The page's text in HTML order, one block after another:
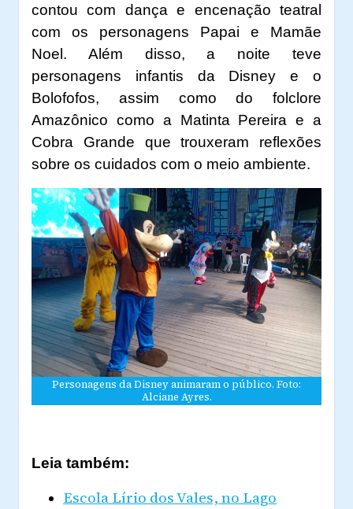
contou com dança e encenaçãoteatral
com os personagens Papai e Mamãe
Noel. Além disso, a noite teve
personagens infantis da Disney e o
Bolofofos, assim como do folclore
Amazônico como a Matinta Pereira e a
Cobra Grande que trouxeram reflexões
sobre os cuidados com o meio ambiente.
Personagens da Disney animaram o público. Foto:
Alciane Ayres.
Leia também:
Escola Lírio dos Vales, no Lago